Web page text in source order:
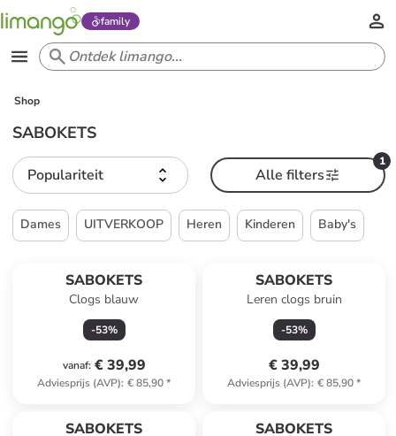
family
Shop
SABOKETS
Populariteit
1
Alle filters
Dames UITVERKOOP Heren Kinderen Baby's
SABOKETS
Clogs blauw
-53%
vanaf: € 39,99
Adviesprijs (AVP): € 85,90*
SABOKETS
Leren clogs bruin
-53%
€ 39,99
Adviesprijs (AVP): € 85,90*
SABOKETS SABOKETS